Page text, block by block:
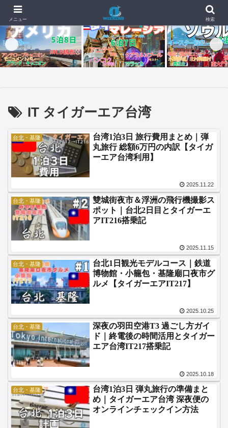
📰 新着記事🇺🇸🇬🇺【4日目・最終日】イパオビーチでモンスターバーガー、
IT タイガーエア台湾
台北・基隆
台湾1泊3日 旅行費用まとめ｜弾
丸旅行 総額6万円の内訳【タイガ
ーエア台湾利用】
2025.11.22
台北・基隆
雙城街夜市＆浮洲の飛行機撮影ス
ポット｜台北2日目とタイガーエ
アIT216搭乗記
2025.11.15
台北・基隆
台北1日観光モデルコース｜鉄道
博物館・小籠包・基隆廟口夜市グ
ルメ【タイガーエアIT217】
2025.10.25
台北・基隆
深夜の羽田空港T3 過ごし方ガイ
ド｜終電後の時間活用とタイガー
エア台湾IT217搭乗記
2025.10.18
台北・基隆
台湾1泊3日 弾丸旅行の準備まと
め｜タイガーエア台湾 深夜便の
オンラインチェックイン方法
メニュー 検索